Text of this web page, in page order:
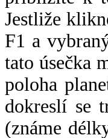
Jestliže
F1 a
tato úsečka
poloha
dokreslí se
(známe